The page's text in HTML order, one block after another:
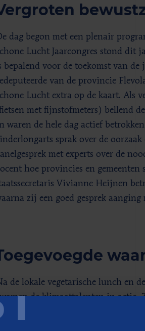
dag begon met een plenair
Lucht Jaarcongres stond dit
bepalend voor de toekomst van
van de provincie
Lucht extra op de kaart. Als
met fijnstofmeters) bellend
waren de hele dag actief
sprak over de
met experts over de
hoe provincies en
Vivianne Heijnen
zij een goed gesprek aanging
de lokale vegetarische lunch en
de klimaattalenten in actie.
te ondersteunen en per